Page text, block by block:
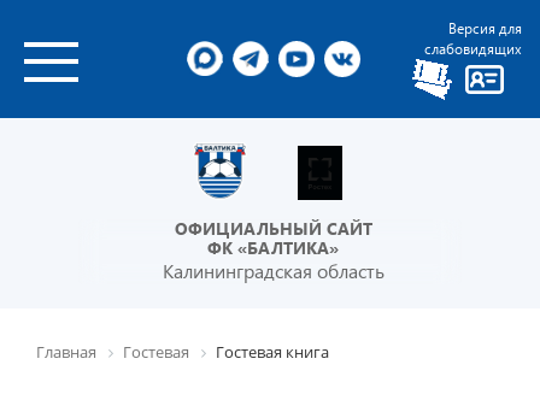
Версия для
слабовидящих
ОФИЦИАЛЬНЫЙ САЙТ
ФК «БАЛТИКА»
Калининградская область
Главная Гостевая Гостевая книга